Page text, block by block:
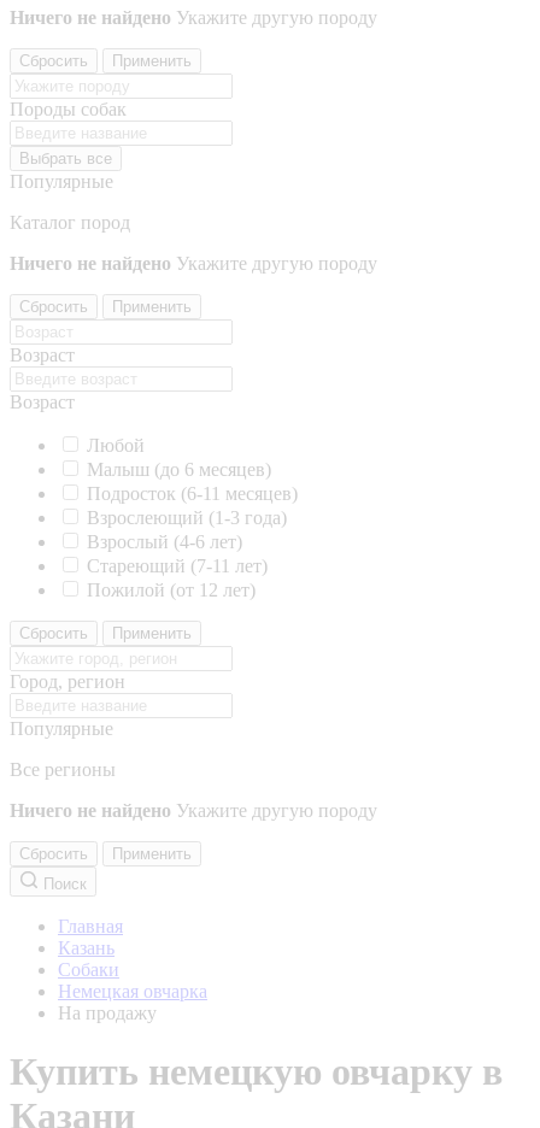
Ничего не найдено Укажите другую породу
Сбросить Применить
Породы собак
Выбрать все
Популярные
Каталог пород
Ничего не найдено Укажите другую породу
Сбросить Применить
Возраст
Возраст
Любой
Малыш (до 6 месяцев)
Подросток (6-11 месяцев)
Взрослеющий (1-3 года)
Взрослый (4-6 лет)
Стареющий (7-11 лет)
Пожилой (от 12 лет)
Сбросить Применить
Город, регион
Популярные
Все регионы
Ничего не найдено Укажите другую породу
Сбросить
Применить
Поиск
Главная
Казань
Собаки
Немецкая овчарка
На продажу
Купить немецкую овчарку в
Казани